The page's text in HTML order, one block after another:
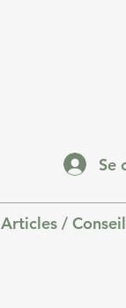
Se
Articles /